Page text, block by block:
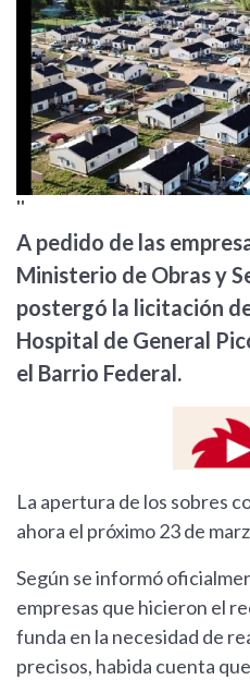
''
A pedido de las
Ministerio de Obras y
postergó la licitación
Hospital de General
el Barrio Federal.
La apertura de los sobres
ahora el próximo 23 de
Según se informó
empresas que hicieron el
funda en la necesidad de
precisos, habida cuenta